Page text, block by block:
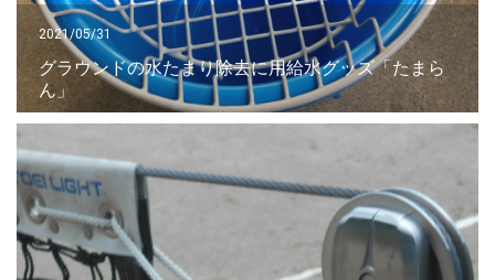
2021/05/31
グラウンドの水たまり除去に用給水グッズ「たまら
ん」